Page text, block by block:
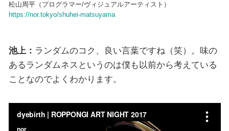
松山周平（プログラマー/ヴィジュアルアーティスト）
https://nor.tokyo/shuhei-matsuyama
池上： ランダムのコク、良い言葉ですね（笑）。味の
あるランダムネスというのは僕も以前から考えている
ことなのでよくわかります。